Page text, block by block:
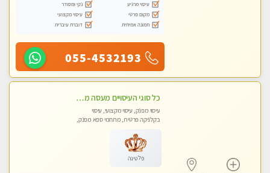
עיסוי מרגיע
נקי ומסודר
מקום פרטי
עיסוי מקצועי
תמונה אמיתית
דוברת עיברית
055-4532193
כל סוגי העיסויים מעסה מקצועית ואיכותית פרטי!!!
עיסוי מפנק, עיסוי מקצועי, עיסוי
בקלניקה פרטית, מתחמי ספא מפנק,
פלטינה